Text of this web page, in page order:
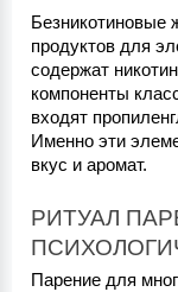
Безникотиновые
продуктов для
содержат
компоненты
входят
Именно эти
вкус и аромат.
РИТУАЛ
Парение для